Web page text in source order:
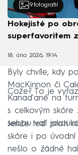
9 fotografií
Hokejisté po
superfavoritem
18. úno 2026, 19:14
Byly chvíle, kdy
MacKinnon či
Cože? To je
Kanaďané na
s celkovým skóre
sebou valí
Jenže teď proti
skóre i po úvodní
nešlo o žádné